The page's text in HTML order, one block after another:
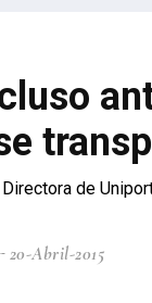
Directora de
20-Abril-2015